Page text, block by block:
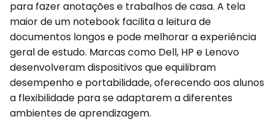
para fazer anotações e trabalhos de casa. A tela
maior de um notebook facilita a leitura de
documentos longos e pode melhorar a experiência
geral de estudo. Marcas como Dell, HP e Lenovo
desenvolveram dispositivos que equilibram
desempenho e portabilidade, oferecendo aos alunos
a flexibilidade para se adaptarem a diferentes
ambientes de aprendizagem.